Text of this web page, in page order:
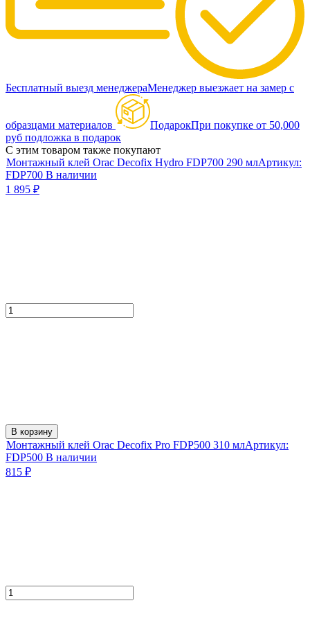
Бесплатный выезд менеджераМенеджер выезжает на замер с
образцами материалов ПодарокПри покупке от 50,000
руб подложка в подарок
С этим товаром также покупают
Монтажный клей Orac Decofix Hydro FDP700 290 млАртикул:
FDP700 В наличии
1 895 ₽
В корзину
Монтажный клей Orac Decofix Pro FDP500 310 млАртикул:
FDP500 В наличии
815 ₽